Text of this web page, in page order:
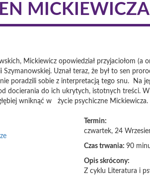
MICKIEWICZA
Mickiewicz opowiedział przyjaciołom
Szymanowskiej. Uznał teraz, że był to sen
poradzili sobie z interpretacją tego snu. Na
docierania do ich ukrytych, istotnych treści.
wniknąć w życie psychiczne Mickiewicza.
Termin:
czwartek, 24
Czas trwania: 90
Opis skrócony:
Z cyklu Literatura i